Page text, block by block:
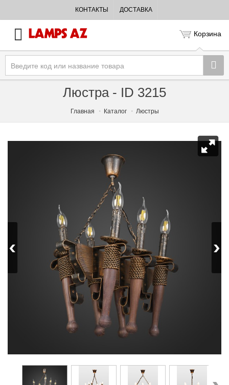
КОНТАКТЫ ДОСТАВКА
Корзина
Люстра - ID 3215
Главная Каталог Люстры